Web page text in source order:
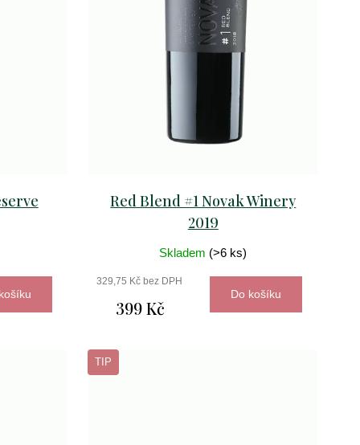
Red Blend #1 Novak Winery
2019
Skladem (>6 ks)
329,75 Kč bez DPH
399 Kč
Do košíku
TIP